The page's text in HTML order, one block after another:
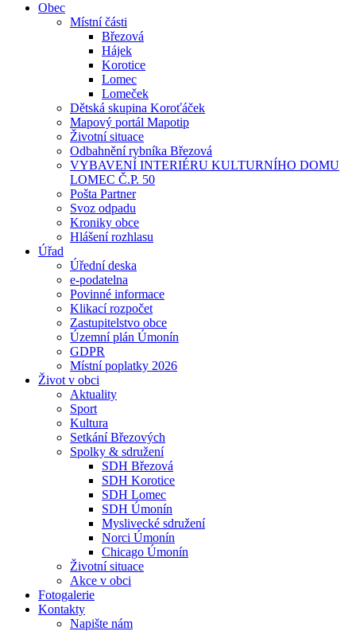
Obec
Místní části
Březová
Hájek
Korotice
Lomec
Lomeček
Dětská skupina Koroťáček
Mapový portál Mapotip
Životní situace
Odbahnění rybníka Březová
VYBAVENÍ INTERIÉRU KULTURNÍHO DOMU
LOMEC Č.P. 50
Pošta Partner
Svoz odpadu
Kroniky obce
Hlášení rozhlasu
Úřad
Úřední deska
e-podatelna
Povinné informace
Klikací rozpočet
Zastupitelstvo obce
Územní plán Úmonín
GDPR
Místní poplatky 2026
Život v obci
Aktuality
Sport
Kultura
Setkání Březových
Spolky & sdružení
SDH Březová
SDH Korotice
SDH Lomec
SDH Úmonín
Myslivecké sdružení
Norci Úmonín
Chicago Úmonín
Životní situace
Akce v obci
Fotogalerie
Kontakty
Napište nám